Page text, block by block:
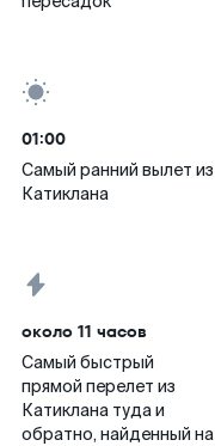
01:00
Самый ранний вылет из
Катиклана
около 11 часов
Самый быстрый
прямой перелет из
Катиклана туда и
обратно, найденный на